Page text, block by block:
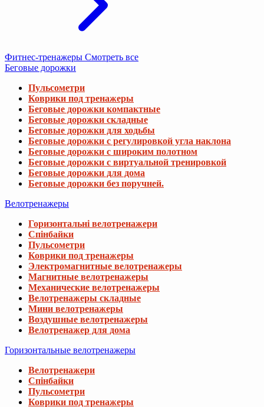
Фитнес-тренажеры Смотреть все
Беговые дорожки
Пульсометри
Коврики под тренажеры
Беговые дорожки компактные
Беговые дорожки складные
Беговые дорожки для ходьбы
Беговые дорожки с регулировкой угла наклона
Беговые дорожки с широким полотном
Беговые дорожки с виртуальной тренировкой
Беговые дорожки для дома
Беговые дорожки без поручней.
Велотренажеры
Горизонтальні велотренажери
Спінбайки
Пульсометри
Коврики под тренажеры
Электромагнитные велотренажеры
Магнитные велотренажеры
Механические велотренажеры
Велотренажеры складные
Мини велотренажеры
Воздушные велотренажеры
Велотренажер для дома
Горизонтальные велотренажеры
Велотренажери
Спінбайки
Пульсометри
Коврики под тренажеры